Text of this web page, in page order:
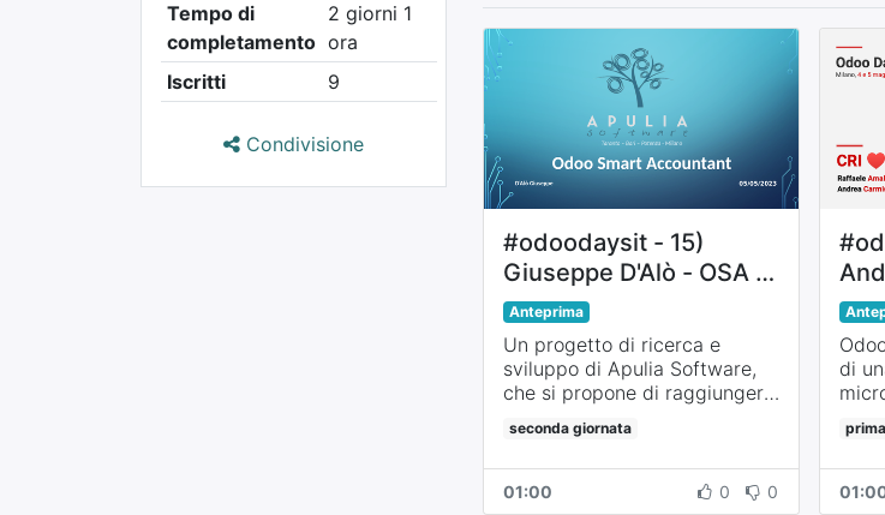
Tempo di
completamento
2 giorni 1
ora
Iscritti
9
Condivisione
#odoodaysit - 15)
Giuseppe D'Alò - OSA -
Odoo Smart Accountant
Anteprima
Un progetto di ricerca e
sviluppo di Apulia Software,
che si propone di raggiungere
l'ambita copertura funzionale
contabile fiscale che meritano
le aziende che usano Odoo ed
i relativi consulenti.
seconda giornata
01:00 0 0
di